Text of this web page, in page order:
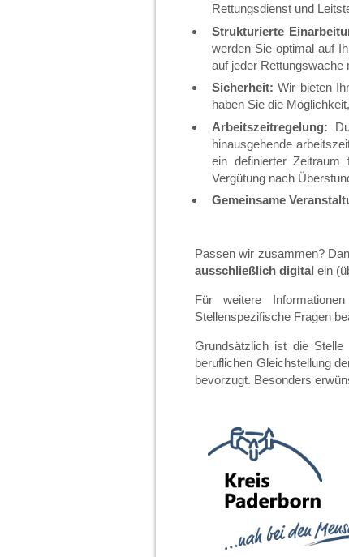
Rettungsdienst und
Strukturierte
werden Sie optimal auf
auf jeder Rettungswache
Sicherheit: Wir bieten
haben Sie die
Arbeitszeitregelung:
hinausgehende
ein definierter Zeitraum
Vergütung nach
Gemeinsame
Passen wir zusammen?
ausschließlich digital ein
Für weitere
Stellenspezifische Fragen
Grundsätzlich ist die
beruflichen Gleichstellung
bevorzugt. Besonders